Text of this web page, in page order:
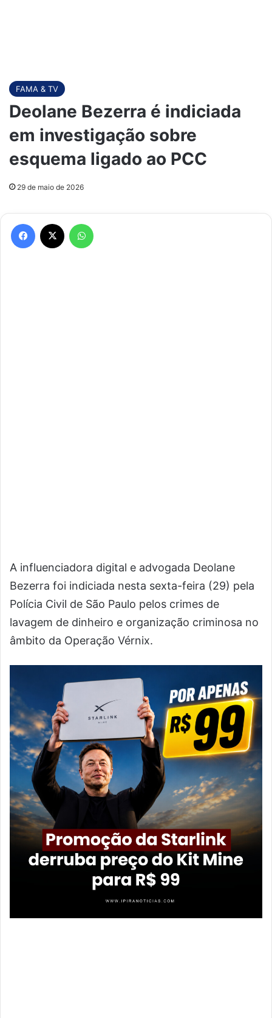
FAMA & TV
Deolane Bezerra é indiciada
em investigação sobre
esquema ligado ao PCC
29 de maio de 2026
Facebook
A influenciadora digital e advogada Deolane
Bezerra foi indiciada nesta sexta-feira (29) pela
Polícia Civil de São Paulo pelos crimes de
lavagem de dinheiro e organização criminosa no
âmbito da Operação Vérnix.